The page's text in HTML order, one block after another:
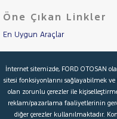
SSANGYONG
SUBARU
TOGG
TOYOTA
TRAKTÖR
Öne Çıkan Linkler
En Uygun Araçlar
İkinci El Garanti
Kampanyalar
İnternet sitemizde, FORD OTOSAN
sitesi fonksiyonlarını sağlayabilmek
olan zorunlu çerezler ile
reklam/pazarlama faaliyetlerinin
diğer çerezler kullanılmaktadır.